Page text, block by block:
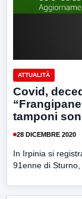
ATTUALITÀ
Covid,
tamponi
28 DICEMBRE 2020
In Irpinia si
91enne di